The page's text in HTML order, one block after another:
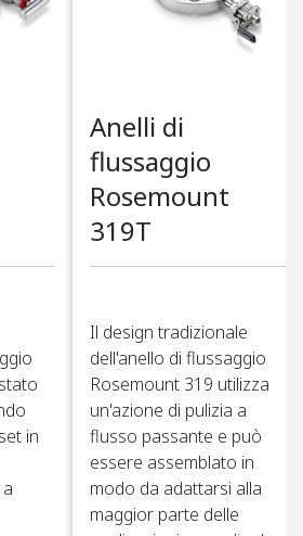
in
Anelli di
flussaggio
Rosemount
319T​
Il design tradizionale
dell'anello di flussaggio
Rosemount 319 utilizza
un'azione di pulizia a
flusso passante e può
essere assemblato in
modo da adattarsi alla
maggior parte delle